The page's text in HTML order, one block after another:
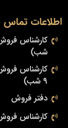
اطلاعات تماس
شب)
9 شب)
دفتر فروش
کارشناس